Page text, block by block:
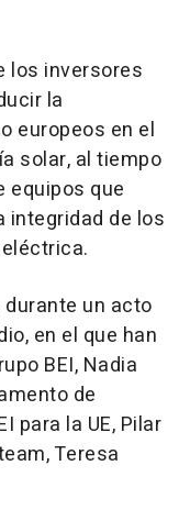
los inversores
la
europeos en el
solar, al tiempo
equipos que
integridad de los
un acto
en el que han
BEI, Nadia
de
para la UE, Pilar
Teresa